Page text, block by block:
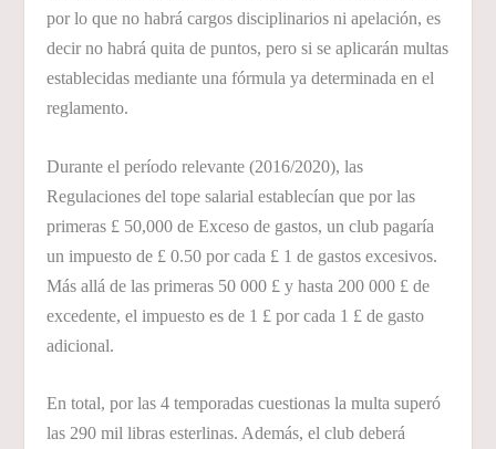
por lo que no habrá cargos disciplinarios ni apelación, es
decir no habrá quita de puntos, pero si se aplicarán multas
establecidas mediante una fórmula ya determinada en el
reglamento.
Durante el período relevante (2016/2020), las
Regulaciones del tope salarial establecían que por las
primeras £ 50,000 de Exceso de gastos, un club pagaría
un impuesto de £ 0.50 por cada £ 1 de gastos excesivos.
Más allá de las primeras 50 000 £ y hasta 200 000 £ de
excedente, el impuesto es de 1 £ por cada 1 £ de gasto
adicional.
En total, por las 4 temporadas cuestionas la multa superó
las 290 mil libras esterlinas. Además, el club deberá